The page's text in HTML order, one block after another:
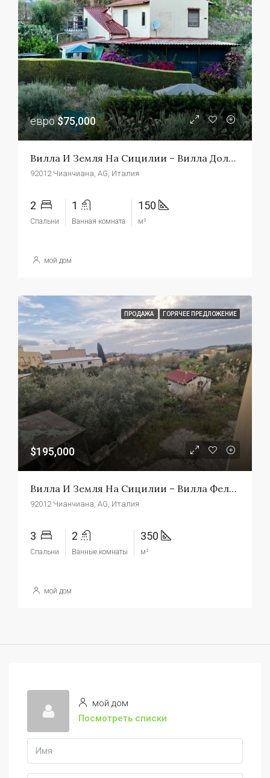
евро$75,000
Вилла И Земля На Сицилии – Вилла Дольче
92012 Чианчиана, AG, Италия
2
Спальни
1
Ванная комната
150
м²
мой дом
ПРОДАЖА ГОРЯЧЕЕ ПРЕДЛОЖЕНИЕ
$195,000
Вилла И Земля На Сицилии – Вилла Феличе
92012 Чианчиана, AG, Италия
3
Спальни
2
Ванные комнаты
350
м²
мой дом
мой дом
Посмотреть списки